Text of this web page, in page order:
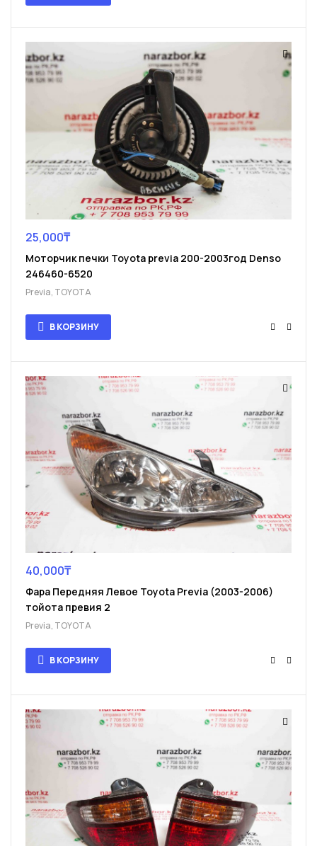
25,000₸
Моторчик печки Toyota previa 200-2003год Denso
246460-6520
Previa, TOYOTA
В КОРЗИНУ
40,000₸
Фара Передняя Левое Toyota Previa (2003-2006)
тойота превия 2
Previa, TOYOTA
В КОРЗИНУ